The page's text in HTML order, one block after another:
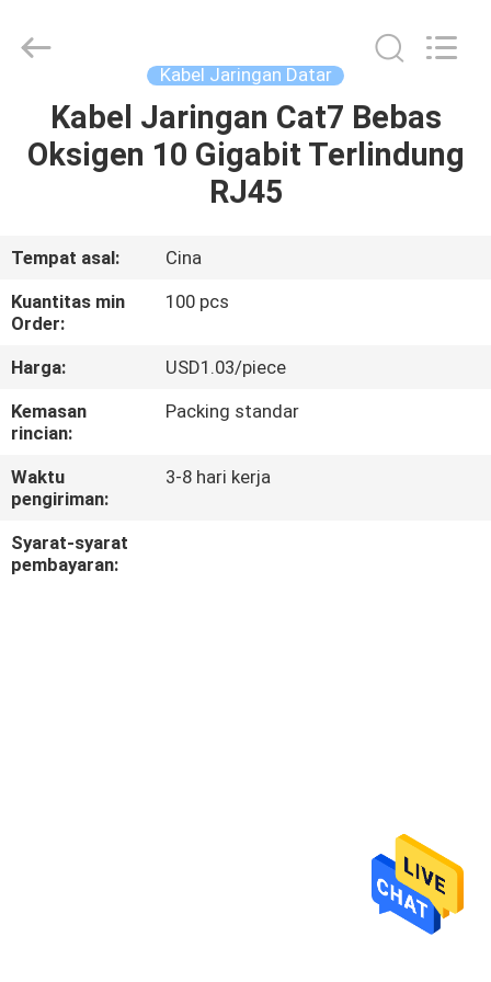
RUMAH
TENTANG
KAMI
TUR
PABRIK
KONTROL
KUALITAS
SITEMAP
Rights
Kabel Jaringan Datar
Kabel Jaringan Cat7 Bebas
Oksigen 10 Gigabit Terlindung
RJ45
Tempat asal:
Cina
Kuantitas min
Order:
100 pcs
Harga:
USD1.03/piece
Kemasan
rincian:
Packing standar
Waktu
pengiriman:
3-8 hari kerja
Syarat-syarat
pembayaran: